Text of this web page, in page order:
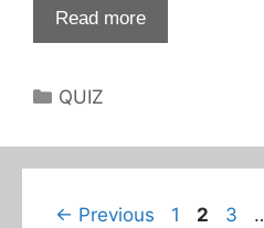
Read more
Categories
QUIZ
← Previous Page
1 Page
2 3